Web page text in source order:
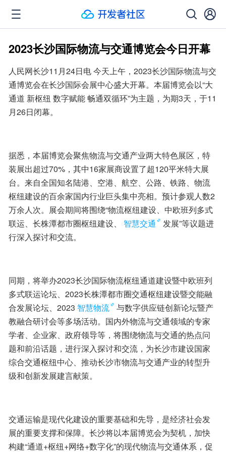
2023长沙国际物流与交通博览会今日开幕
人民网长沙11月24日电 今天上午，2023长沙国际物流与交
通博览会在长沙国际会展中心盛大开幕。本届博览会以“大
通道 新枢纽 数字赋能 畅通双循环”为主题，为期3天，于11
月26日闭幕。
据悉，本届博览会聚焦物流与交通产业两大特色展区，特
装展出超过70%，其中16家展商设置了超120平米特大展
台。来自全国知名陆港、空港、航空、公路、铁路、物流
枢纽建设的百余家国内行业巨头集中亮相。预计参观人数2
万余人次。展会期间将围绕“物流枢纽建设、中欧班列多式
联运、长株潭都市圈枢纽建设、
智慧交通
发展”等议题进
行深入探讨和交流。
同期，将举办2023长沙国际物流枢纽通道建设暨中欧班列
多式联运论坛、2023长株潭都市圈交通枢纽建设暨交能融
合发展论坛、2023 智慧物流
与数字供应链创新论坛暨产
教融合研讨会等多场活动。国内外物流与交通领域的专家
学者、企业家、政府领导等，将围绕物流与交通的热点问
题和前沿话题，进行深入探讨和交流，为长沙市建设国家
综合交通枢纽中心、推动长沙市物流与交通产业的转型升
级和创新发展建言献策。
交通运输是现代化建设的重要基础和先导，是经济社会发
展的重要支撑和保障。长沙将以本届博览会为契机，加快
构建“通道+枢纽+网络+数字化”的现代物流与交通体系，促